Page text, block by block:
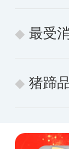
最受
猪蹄